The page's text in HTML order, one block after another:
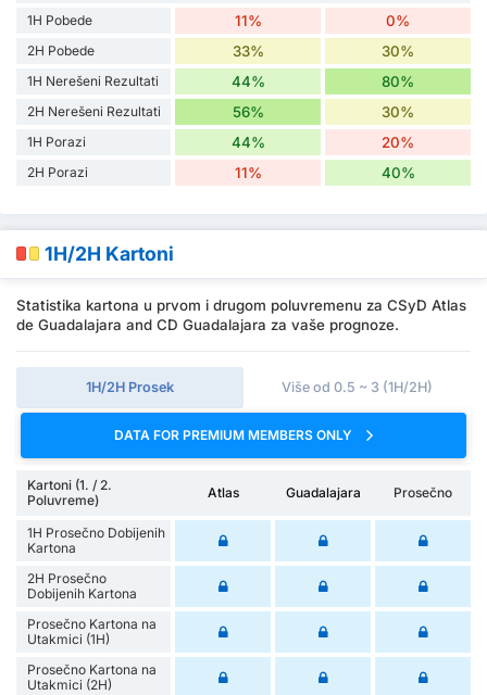
1H Pobede
11% 0%
2H Pobede 33% 30%
1H Nerešeni Rezultati 44% 80%
2H Nerešeni Rezultati 56% 30%
1H Porazi 44% 20%
2H Porazi 11% 40%
1H/2H Kartoni
Statistika kartona u prvom i drugom poluvremenu za CSyD Atlas
de Guadalajara and CD Guadalajara za vaše prognoze.
1H/2H Prosek Više od 0.5 ~ 3 (1H/2H)
DATA FOR PREMIUM MEMBERS ONLY
Kartoni (1. / 2.
Poluvreme)
Atlas Guadalajara Prosečno
1H Prosečno Dobijenih
Kartona
2H Prosečno
Dobijenih Kartona
Prosečno Kartona na
Utakmici (1H)
Prosečno Kartona na
Utakmici (2H)